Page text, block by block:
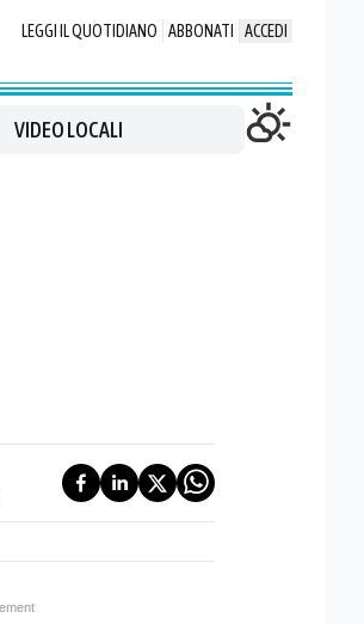
LEGGI IL QUOTIDIANO ABBONATI ACCEDI
VIDEO LOCALI